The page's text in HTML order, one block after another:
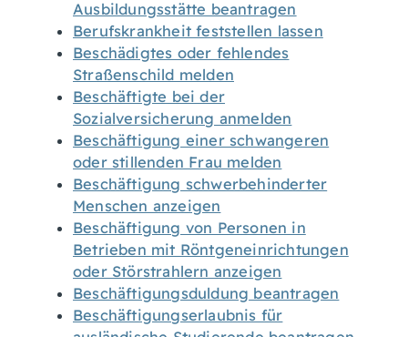
Ausbildungsstätte beantragen
Berufskrankheit feststellen lassen
Beschädigtes oder fehlendes
Straßenschild melden
Beschäftigte bei der
Sozialversicherung anmelden
Beschäftigung einer schwangeren
oder stillenden Frau melden
Beschäftigung schwerbehinderter
Menschen anzeigen
Beschäftigung von Personen in
Betrieben mit Röntgeneinrichtungen
oder Störstrahlern anzeigen
Beschäftigungsduldung beantragen
Beschäftigungserlaubnis für